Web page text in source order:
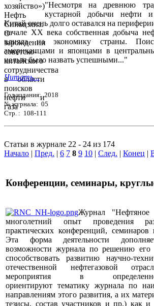
"Несмотря на древнюю
кустарной добычи нефти и
Китай очень долго оставался на
начале ХХ века собственная добыча
влияла на экономику страны.
американцами и японцами в
нельзя было назвать успешными..."
Читать...
Год издания: 2018
№ журнала: 05
Стр. : 108-111
Статьи в журнале 22 - 24 из 174
Начало | Пред. | 6 7 8 9 10 | След. | Конец |
Конференции, семинары,
Журнал "Нефтяное
многолетний опыт проведения
практических конференций,
Эта форма деятельности
возможности журнала по решению его
способствовать развитию научно-
отечественной нефтегазовой
мероприятия в
ориентируют тематику журнала по
направлениям этого развития, а их
тезисы, состав участников и пр.) как